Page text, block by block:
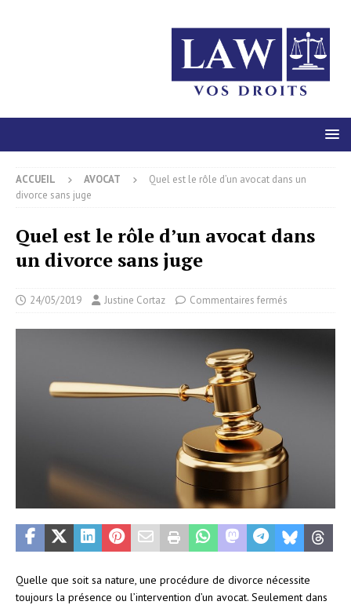
ACCUEIL AVOCAT
Quel est le rôle d’un avocat dans un
divorce sans juge
Quel est le rôle d’un avocat dans
un divorce sans juge
24/05/2019 Justine Cortaz Commentaires fermés
Quelle que soit sa nature, une procédure de divorce nécessite
toujours la présence ou l’intervention d’un avocat. Seulement dans